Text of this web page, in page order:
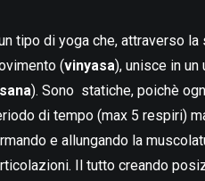
tipo di yoga che, attraverso
(vinyasa), unisce in
). Sono statiche, poichè
di tempo (max 5 respiri)
e allungando la
Il tutto creando